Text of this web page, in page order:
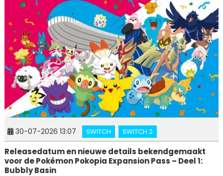
30-07-2026 13:07 SWITCH SWITCH 2
Releasedatum en nieuwe details bekendgemaakt
voor de Pokémon Pokopia Expansion Pass – Deel 1:
Bubbly Basin